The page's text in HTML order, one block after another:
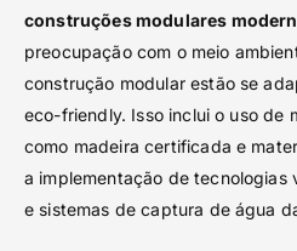
construções modulares
preocupação com o meio
construção modular estão se
eco-friendly. Isso inclui o uso de
como madeira certificada e
a implementação de tecnologias
e sistemas de captura de água